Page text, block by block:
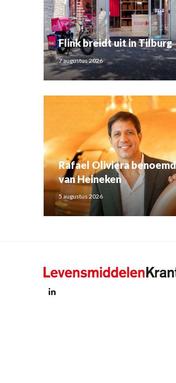
Flink breidt uit in Tilburg
7 augustus 2026
Rafael Oliviera
van Heineken
5 augustus 2026